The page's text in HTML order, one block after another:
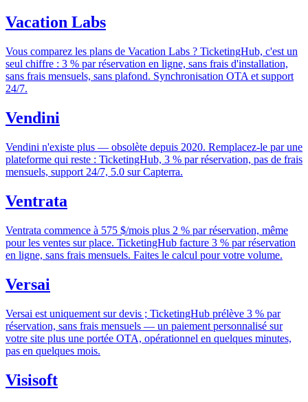
Vacation Labs
Vous comparez les plans de Vacation Labs ? TicketingHub, c'est un
seul chiffre : 3 % par réservation en ligne, sans frais d'installation,
sans frais mensuels, sans plafond. Synchronisation OTA et support
24/7.
Vendini
Vendini n'existe plus — obsolète depuis 2020. Remplacez-le par une
plateforme qui reste : TicketingHub, 3 % par réservation, pas de frais
mensuels, support 24/7, 5.0 sur Capterra.
Ventrata
Ventrata commence à 575 $/mois plus 2 % par réservation, même
pour les ventes sur place. TicketingHub facture 3 % par réservation
en ligne, sans frais mensuels. Faites le calcul pour votre volume.
Versai
Versai est uniquement sur devis ; TicketingHub prélève 3 % par
réservation, sans frais mensuels — un paiement personnalisé sur
votre site plus une portée OTA, opérationnel en quelques minutes,
pas en quelques mois.
Visisoft